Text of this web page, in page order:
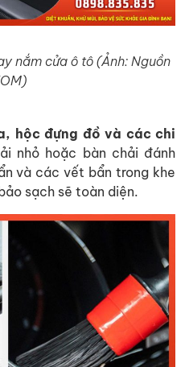
nắm cửa ô tô (Ảnh: Nguồn
hộc đựng đồ và các chi
nhỏ hoặc bàn chải đánh
và các vết bẩn trong khe
sạch sẽ toàn diện.